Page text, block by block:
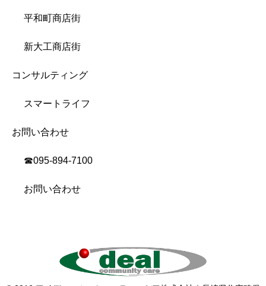
平和町商店街
新大工商店街
コンサルティング
スマートライフ
お問い合わせ
☎︎095-894-7100
お問い合わせ